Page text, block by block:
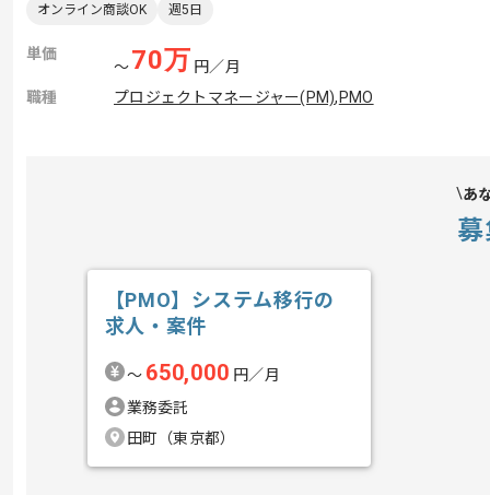
オンライン商談OK 週5日
単価
〜70万 円／月
職種
プロジェクトマネージャー(PM), PMO
あ
【PMO】システム移行の
求人・案件
〜 650,000 円／月
業務委託
田町（東京都）